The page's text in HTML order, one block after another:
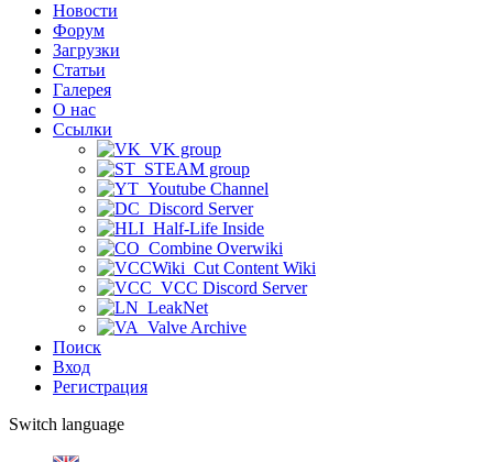
Новости
Форум
Загрузки
Статьи
Галерея
О нас
Ссылки
VK group
STEAM group
Youtube Channel
Discord Server
Half-Life Inside
Combine Overwiki
Cut Content Wiki
VCC Discord Server
LeakNet
Valve Archive
Поиск
Вход
Регистрация
Switch language